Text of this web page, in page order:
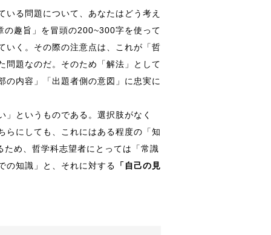
る問題について、あなたはどう考え
の趣旨」を冒頭の200~300字を使って
いく。その際の注意点は、これが「哲
問題なのだ。そのため「解法」として
の内容」「出題者側の意図」に忠実に
というものである。選択肢がなく
にしても、これにはある程度の「知
ため、哲学科志望者にとっては「常識
の知識」と、それに対する
「自己の見